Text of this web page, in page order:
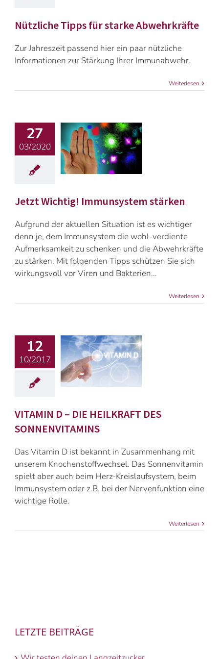
Nützliche Tipps für starke Abwehrkräfte
Zur Jahreszeit passend hier ein paar nützliche
Informationen zur Stärkung Ihrer Immunabwehr.
Weiterlesen
27
03/2020
Jetzt Wichtig! Immunsystem stärken
Aufgrund der aktuellen Situation ist es wichtiger
denn je, dem Immunsystem die wohl-verdiente
Aufmerksamkeit zu schenken und die Abwehrkräfte
zu stärken. Mit folgenden Tipps schützen Sie sich
wirkungsvoll vor Viren und Bakterien...
Weiterlesen
12
10/2017
VITAMIN D – DIE HEILKRAFT DES
SONNENVITAMINS
Das Vitamin D ist bekannt in Zusammenhang mit
unserem Knochenstoffwechsel. Das Sonnenvitamin
spielt aber auch beim Herz-Kreislaufsystem, beim
Immunsystem oder z.B. bei der Nervenfunktion eine
wichtige Rolle.
Weiterlesen
LETZTE BEITRÄGE